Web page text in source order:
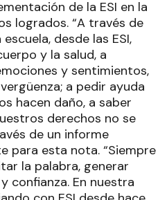
de la ESI en la
logrados. “A través de
desde las ESI,
y la salud, a
y sentimientos,
a pedir ayuda
hacen daño, a saber
derechos no se
de un informe
para esta nota. “Siempre
la palabra, generar
confianza. En nuestra